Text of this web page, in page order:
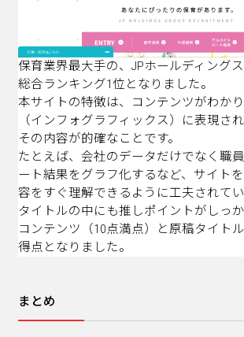
保育業界最大手の、JPホールディング
総合ランキング1位となりました。
本サイトの特徴は、コンテンツがわか
（インフォグラフィックス）に表現さ
その内容が的確なことです。
たとえば、会社のデータだけでなく職
ート結果をグラフ化するなど、サイト
容をすぐ理解できるように工夫されて
タイトルの中にも推しポイントがしっか
コンテンツ（10点満点）と原稿タイト
得点となりました。
まとめ